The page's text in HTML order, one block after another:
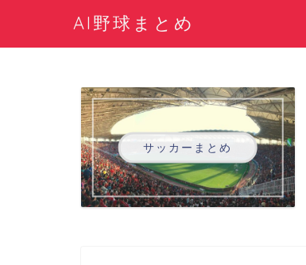
AI野球まとめ
サッカーまとめ